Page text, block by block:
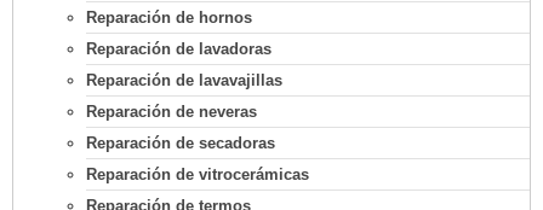
Reparación de hornos
Reparación de lavadoras
Reparación de lavavajillas
Reparación de neveras
Reparación de secadoras
Reparación de vitrocerámicas
Reparación de termos